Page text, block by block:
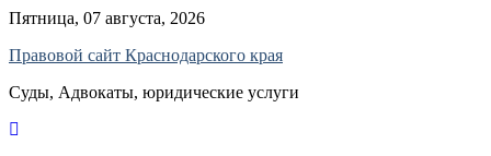
Skip
content
Пятница, 07 августа, 2026
Правовой сайт Краснодарского края
Суды, Адвокаты, юридические услуги